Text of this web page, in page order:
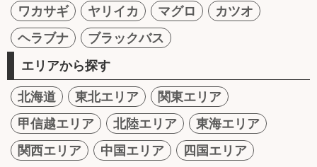
ワカサギ
ヤリイカ マグロ
カツオ
ヘラブナ
ブラックバス
エリアから探す
北海道 東北エリア
関東エリア
甲信越エリア
北陸エリア
東海エリア
関西エリア
中国エリア
四国エリア